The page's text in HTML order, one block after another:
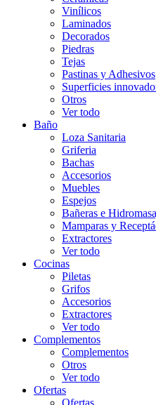
Vinílicos
Laminados
Decorados
Piedras
Tejas
Pastinas y Adhesivos
Superficies
Otros
Ver todo
Baño
Loza Sanitaria
Griferia
Bachas
Accesorios
Muebles
Espejos
Bañeras e
Mamparas y
Extractores
Ver todo
Cocinas
Piletas
Grifos
Accesorios
Extractores
Ver todo
Complementos
Complementos
Otros
Ver todo
Ofertas
Ofertas